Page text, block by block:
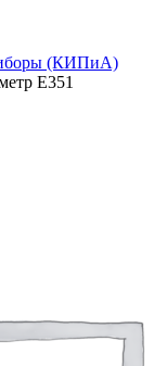
(КИПиА)
Е351